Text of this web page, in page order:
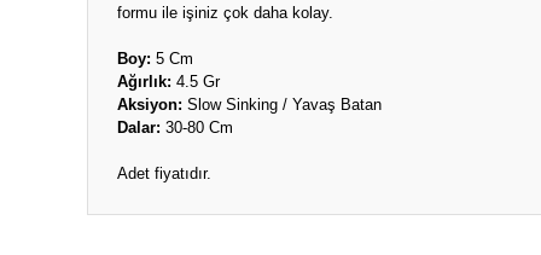
formu ile işiniz çok daha kolay.
Boy: 5 Cm
Ağırlık: 4.5 Gr
Aksiyon: Slow Sinking / Yavaş Batan
Dalar: 30-80 Cm
Adet fiyatıdır.